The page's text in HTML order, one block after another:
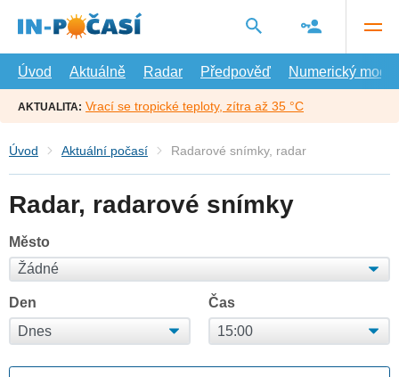
hlavní
Úvod
Aktuálně Radar Předpověď Numerický model
AKTUALITA: Vrací se tropické teploty, zítra až 35 °C
Úvod Aktuální počasí Radarové snímky, radar
Radar, radarové snímky
Město
Den Čas